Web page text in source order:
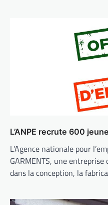
L’ANPE recrute 600
L’Agence nationale pour
GARMENTS, une
dans la conception, la